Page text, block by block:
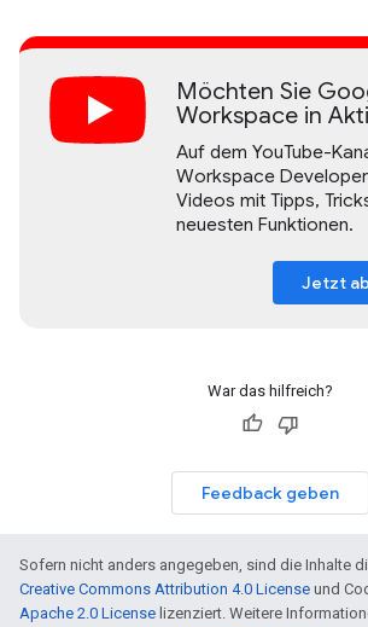
Möchten Sie
Workspace in
Auf dem YouTube-
Workspace
Videos mit Tipps,
neuesten Funktionen.
Jetzt
War das hilfreich?
Feedback geben
Sofern nicht anders angegeben, sind die Inhalte
Creative Commons Attribution 4.0 License und
Apache 2.0 License lizenziert. Weitere